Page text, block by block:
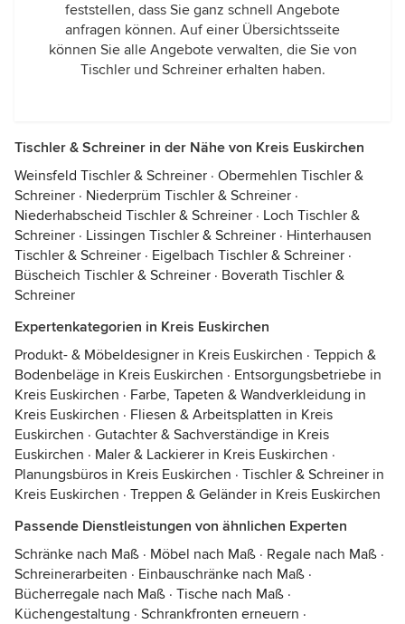
feststellen, dass Sie ganz schnell Angebote
anfragen können. Auf einer Übersichtsseite
können Sie alle Angebote verwalten, die Sie von
Tischler und Schreiner erhalten haben.
Tischler & Schreiner in der Nähe von Kreis Euskirchen
Weinsfeld Tischler & Schreiner · Obermehlen Tischler &
Schreiner · Niederprüm Tischler & Schreiner ·
Niederhabscheid Tischler & Schreiner · Loch Tischler &
Schreiner · Lissingen Tischler & Schreiner · Hinterhausen
Tischler & Schreiner · Eigelbach Tischler & Schreiner ·
Büscheich Tischler & Schreiner · Boverath Tischler &
Schreiner
Expertenkategorien in Kreis Euskirchen
Produkt- & Möbeldesigner in Kreis Euskirchen · Teppich &
Bodenbeläge in Kreis Euskirchen · Entsorgungsbetriebe in
Kreis Euskirchen · Farbe, Tapeten & Wandverkleidung in
Kreis Euskirchen · Fliesen & Arbeitsplatten in Kreis
Euskirchen · Gutachter & Sachverständige in Kreis
Euskirchen · Maler & Lackierer in Kreis Euskirchen ·
Planungsbüros in Kreis Euskirchen · Tischler & Schreiner in
Kreis Euskirchen · Treppen & Geländer in Kreis Euskirchen
Passende Dienstleistungen von ähnlichen Experten
Schränke nach Maß · Möbel nach Maß · Regale nach Maß ·
Schreinerarbeiten · Einbauschränke nach Maß ·
Bücherregale nach Maß · Tische nach Maß ·
Küchengestaltung · Schrankfronten erneuern ·